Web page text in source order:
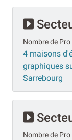
Nombre de Pro
4 maisons
graphiques
Sarrebourg
Nombre de Pro